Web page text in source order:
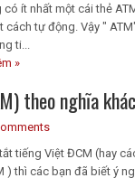
có ít nhất một cái thẻ
cách tự động. Vậy "
ti...
»
theo nghĩa khác
tiếng Việt ĐCM (hay
) thì các bạn đã biết ý